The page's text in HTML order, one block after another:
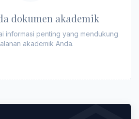
dokumen akademik
informasi penting yang mendukung
akademik Anda.